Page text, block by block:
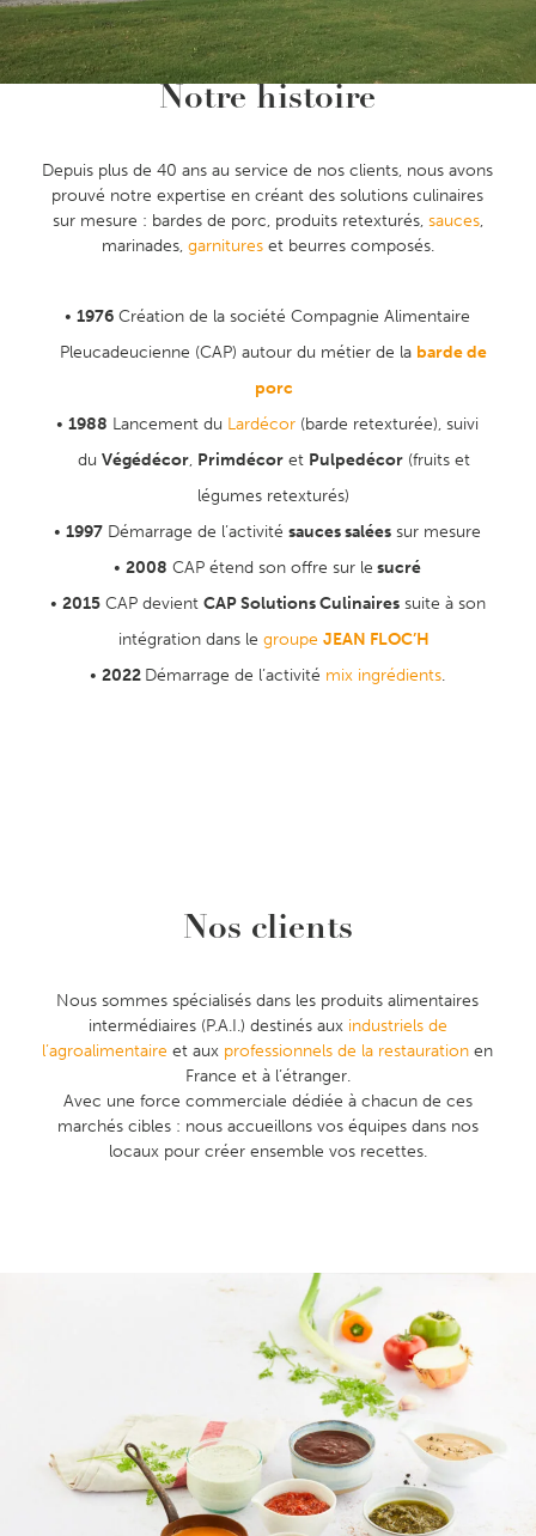
Notre histoire
Depuis plus de 40 ans au service de nos clients, nous avons
prouvé notre expertise en créant des solutions culinaires
sur mesure : bardes de porc, produits retexturés, sauces,
marinades, garnitureset beurres composés.
1976 Création de la société Compagnie Alimentaire
Pleucadeucienne (CAP) autour du métier de la barde de
porc
1988 Lancement du Lardécor (barde retexturée), suivi
du Végédécor, Primdécoret Pulpedécor(fruits et
légumes retexturés)
1997 Démarrage de l’activitésauces salées sur mesure
2008 CAP étend son offre sur le sucré
2015CAP devient CAP Solutions Culinairessuite à son
intégration dans le groupe JEAN FLOC’H
2022 Démarrage de l’activité mix ingrédients.
Nos clients
Nous sommes spécialisés dans les produits alimentaires
intermédiaires (P.A.I.) destinés aux industriels de
l’agroalimentaire et aux professionnels de la restauration en
France et à l’étranger.
Avec une force commerciale dédiée à chacun de ces
marchés cibles : nous accueillons vos équipes dans nos
locaux pour créer ensemble vos recettes.